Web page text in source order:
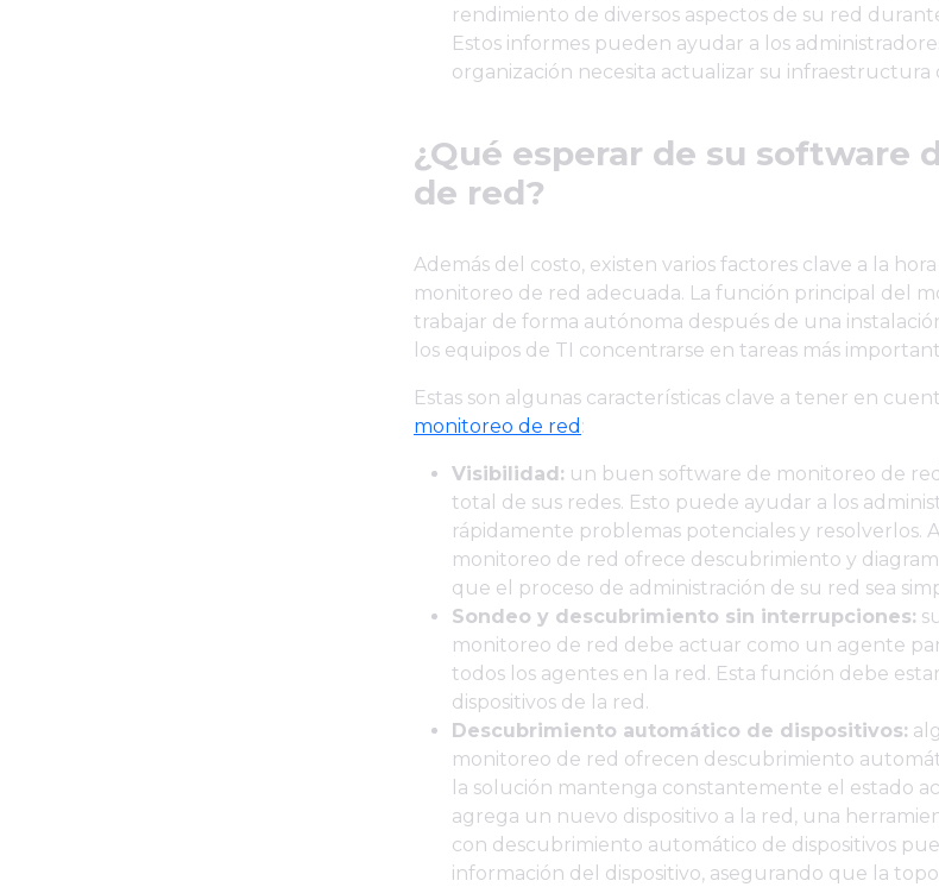
rendimiento de diversos aspectos de su red
Estos informes pueden ayudar a los
organización necesita actualizar su infraestructura
¿Qué esperar de su software
de red?
Además del costo, existen varios factores clave a la
monitoreo de red adecuada. La función principal del
trabajar de forma autónoma después de una
los equipos de TI concentrarse en tareas más
Estas son algunas características clave a tener en
monitoreo de red :
Visibilidad: un buen software de monitoreo de
total de sus redes. Esto puede ayudar a los
rápidamente problemas potenciales y resolverlos.
monitoreo de red ofrece descubrimiento y
que el proceso de administración de su red sea
Sondeo y descubrimiento sin interrupciones:
monitoreo de red debe actuar como un agente
todos los agentes en la red. Esta función debe
dispositivos de la red.
Descubrimiento automático de dispositivos:
monitoreo de red ofrecen descubrimiento
la solución mantenga constantemente el estado
agrega un nuevo dispositivo a la red, una
con descubrimiento automático de dispositivos
información del dispositivo, asegurando que la